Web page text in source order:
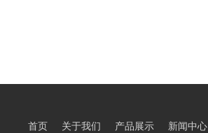
首页 关于我们 产品展示 新闻中心